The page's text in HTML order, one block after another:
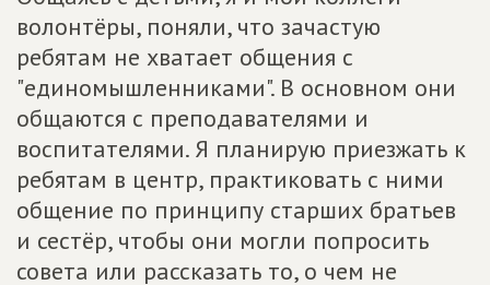
волонтёры, поняли, что зачастую
ребятам не хватает общения с
"единомышленниками". В основном они
общаются с преподавателями и
воспитателями. Я планирую приезжать к
ребятам в центр, практиковать с ними
общение по принципу старших братьев
и сестёр, чтобы они могли попросить
совета или рассказать то, о чем не